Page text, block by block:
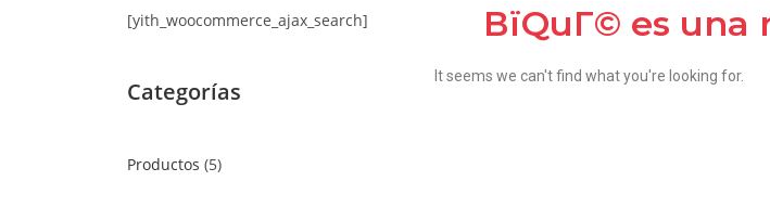
[yith_woocommerce_ajax_search]
Categorías
Productos 5
ВїQuГ© es
It seems we can't find what you're looking for.